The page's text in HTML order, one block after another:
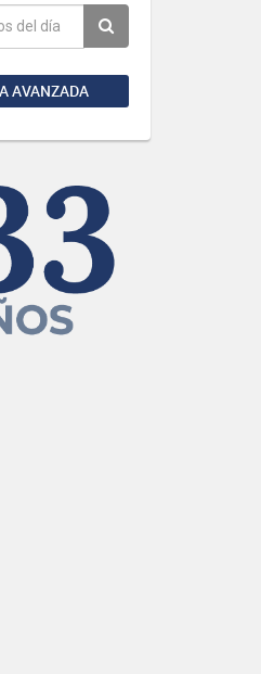
AVANZADA